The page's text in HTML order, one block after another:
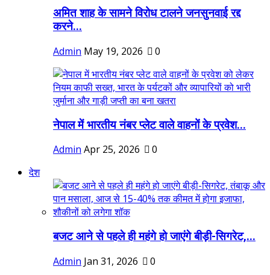
अमित शाह के सामने विरोध टालने जनसुनवाई रद्द
करने...
Admin May 19, 2026 0
नेपाल में भारतीय नंबर प्लेट वाले वाहनों के प्रवेश...
Admin Apr 25, 2026
0
देश
बजट आने से पहले ही महंगे हो जाएंगे बीड़ी-सिगरेट,...
Admin Jan 31, 2026 0